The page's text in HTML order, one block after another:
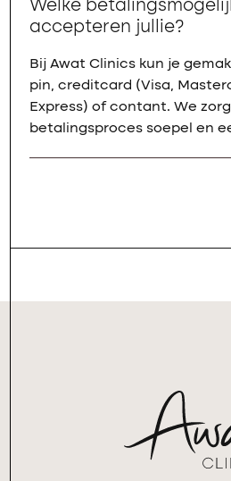
Welke
accepteren jullie?
Bij Awat Clinics kun je
pin, creditcard (Visa,
Express) of contant. We
betalingsproces soepel en